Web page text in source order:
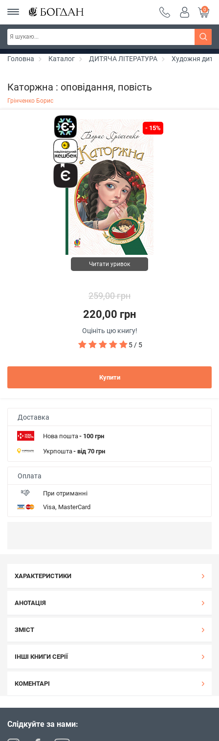
РОЗПРОДАЖ ~ 150 грн ~ 200 грн ~ 250 грн ~
300 грн ~ РОЗПРОДАЖ
Дізнатись більше
0
Головна Каталог ДИТЯЧА ЛІТЕРАТУРА Художня
Каторжна : оповідання, повість
Грінченко Борис
- 15%
Читати уривок
259,00 грн
220,00 грн
Оцініть цю книгу!
5 / 5
Купити
Доставка
Нова пошта- 100 грн
Укрпошта- від 70 грн
Оплата
При отриманні
Visa, MasterCard
ХАРАКТЕРИСТИКИ
АНОТАЦІЯ
ЗМІСТ
ІНШІ КНИГИ СЕРІЇ
КОМЕНТАРІ
Слідкуйте за нами: